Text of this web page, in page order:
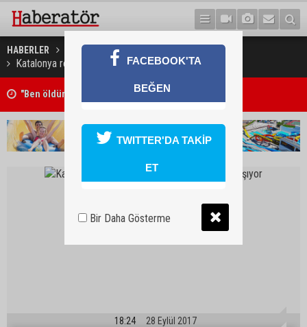
HABERLER DÜNYA
Katalonya referandum yasağını delmeye çalışıyor
"Ben öldürdüm"
18:24 28 Eylül 2017
FACEBOOK'TA
BEĞEN
TWITTER'DA TAKİP
ET
Bir Daha Gösterme